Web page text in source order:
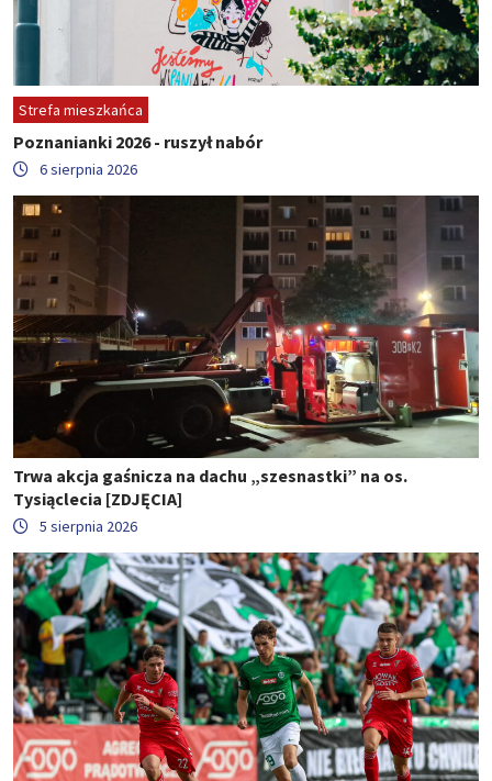
Strefa mieszkańca
Poznanianki 2026 - ruszył nabór
6 sierpnia 2026
Trwa akcja gaśnicza na dachu „szesnastki” na os.
Tysiąclecia [ZDJĘCIA]
5 sierpnia 2026